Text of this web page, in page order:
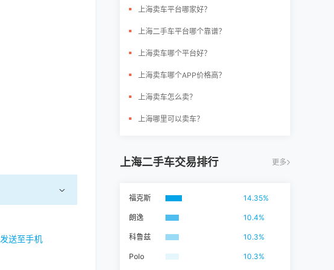
发送至手机
上海卖车平台哪家好？
上海二手车平台哪个靠谱？
上海卖车哪个平台好？
上海卖车哪个APP价格高？
上海卖车怎么卖？
上海哪里可以卖车？
上海二手车交易排行 更多
福克斯 14.35%
朗逸 10.4%
科鲁兹 10.3%
Polo 10.3%